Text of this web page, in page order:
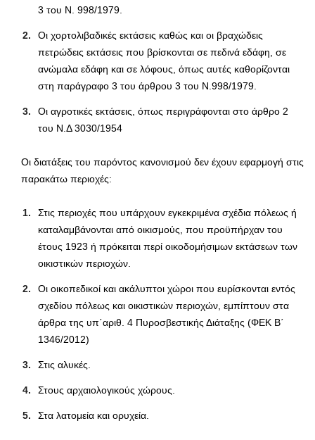
3 του Ν. 998/1979.
Οι χορτολιβαδικές εκτάσεις καθώς και οι βραχώδεις
πετρώδεις εκτάσεις που βρίσκονται σε πεδινά εδάφη, σε
ανώμαλα εδάφη και σε λόφους, όπως αυτές καθορίζονται
στη παράγραφο 3 του άρθρου 3 του Ν.998/1979.
Οι αγροτικές εκτάσεις, όπως περιγράφονται στο άρθρο 2
του Ν.Δ 3030/1954
Οι διατάξεις του παρόντος κανονισμού δεν έχουν εφαρμογή στις
παρακάτω περιοχές:
Στις περιοχές που υπάρχουν εγκεκριμένα σχέδια πόλεως ή
καταλαμβάνονται από οικισμούς, που προϋπήρχαν του
έτους 1923 ή πρόκειται περί οικοδομήσιμων εκτάσεων των
οικιστικών περιοχών.
Οι οικοπεδικοί και ακάλυπτοι χώροι που ευρίσκονται εντός
σχεδίου πόλεως και οικιστικών περιοχών, εμπίπτουν στα
άρθρα της υπ΄αριθ. 4 Πυροσβεστικής Διάταξης (ΦΕΚ Β΄
1346/2012)
Στις αλυκές.
Στους αρχαιολογικούς χώρους.
Στα λατομεία και ορυχεία.